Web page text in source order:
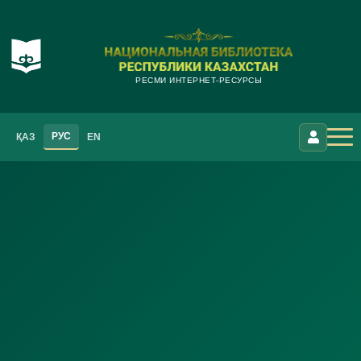
РЕСМИ ИНТЕРНЕТ-РЕСУРСЫ
ҚАЗ РУС EN